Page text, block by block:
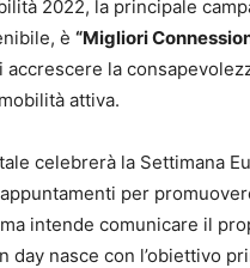
2022, la principale
è “Migliori
la
attiva.
celebrerà la Settimana
per
intende comunicare il
day nasce con l’obiettivo